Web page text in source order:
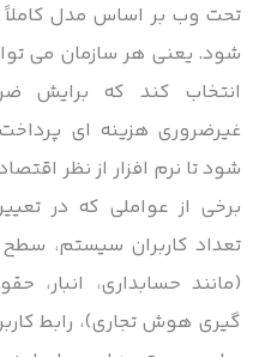
تحت وب بر اساس مدل کاملاً
شود. یعنی هر سازمان می
انتخاب کند که برایش
غیرضروری هزینه ای
شود تا نرم افزار از نظر
برخی از عواملی که در تعیین
تعداد کاربران سیستم،
(مانند حسابداری، انبار،
گیری هوش تجاری)، رابط